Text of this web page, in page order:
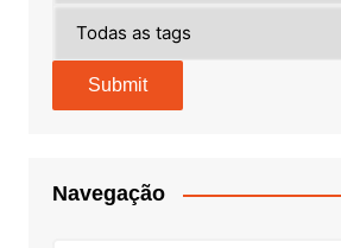
Navegação